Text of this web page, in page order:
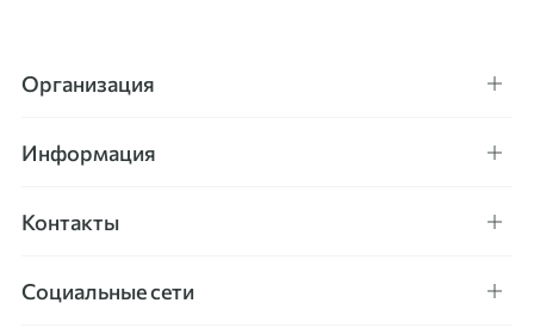
Организация
Информация
Контакты
Социальные сети